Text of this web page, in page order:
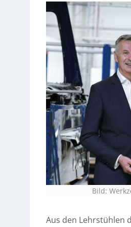
Bild:
Aus den Lehrstühlen